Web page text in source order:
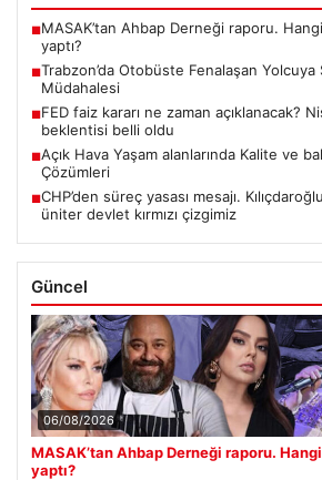
■MASAK’tan Ahbap Derneği raporu.
yaptı?
■Trabzon’da Otobüste Fenalaşan Yolcuya
Müdahalesi
■FED faiz kararı ne zaman açıklanacak?
beklentisi belli oldu
■Açık Hava Yaşam alanlarında Kalite ve
Çözümleri
■CHP’den süreç yasası mesajı.
üniter devlet kırmızı çizgimiz
Güncel
06/08/2026
MASAK’tan Ahbap Derneği raporu.
yaptı?